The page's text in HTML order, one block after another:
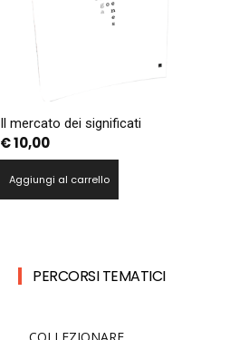
Il mercato dei significati
€10,00
Aggiungi al carrello
PERCORSI TEMATICI
COLLEZIONARE